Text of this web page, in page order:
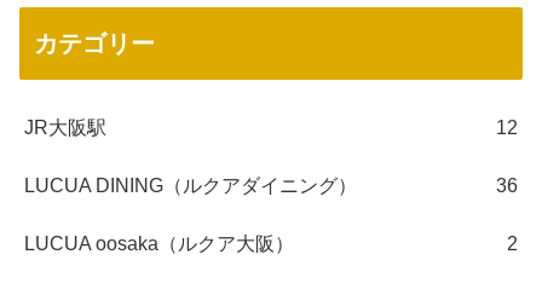
カテゴリー
JR大阪駅 12
LUCUA DINING（ルクアダイニング） 36
LUCUA oosaka（ルクア大阪） 2